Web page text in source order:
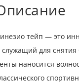
тейп — это
служащий для
наносится